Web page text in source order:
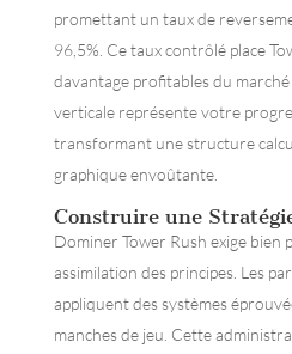
promettant un taux de
96,5%. Ce taux contrôlé place
davantage profitables du
verticale représente votre
transformant une structure
graphique envoûtante.
Construire une
Dominer Tower Rush exige bien
assimilation des principes. Les
appliquent des systèmes
manches de jeu. Cette